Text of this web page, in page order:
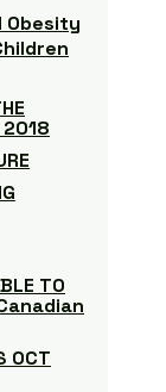
Obesity
2018
TO
OCT